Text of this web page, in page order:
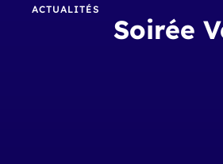
ACTUALITÉS
Soirée